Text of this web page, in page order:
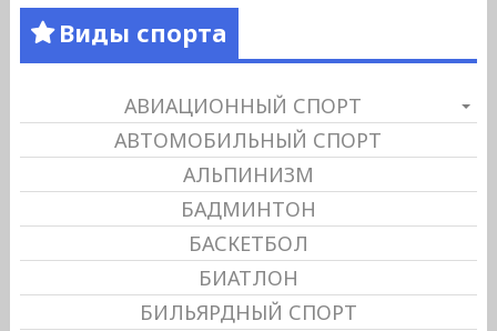
Виды спорта
АВИАЦИОННЫЙ СПОРТ
АВТОМОБИЛЬНЫЙ СПОРТ
АЛЬПИНИЗМ
БАДМИНТОН
БАСКЕТБОЛ
БИАТЛОН
БИЛЬЯРДНЫЙ СПОРТ